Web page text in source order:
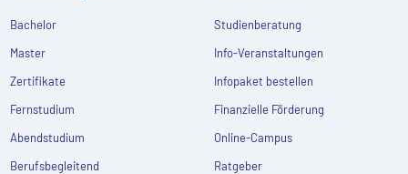
Bachelor
Master
Zertifikate
Fernstudium
Abendstudium
Berufsbegleitend
Studienberatung
Info-Veranstaltungen
Infopaket bestellen
Finanzielle Förderung
Online-Campus
Ratgeber